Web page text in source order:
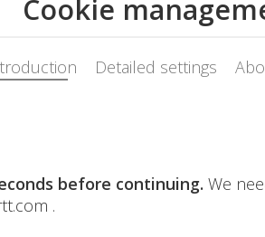
komerčních prostor v moderním
nabídka je ideální pro značky a
s vysokým obchodním potenciálem
Nabídka
v hypermarketu